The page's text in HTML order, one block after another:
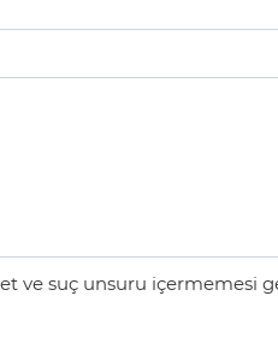
ve suç unsuru içermemesi